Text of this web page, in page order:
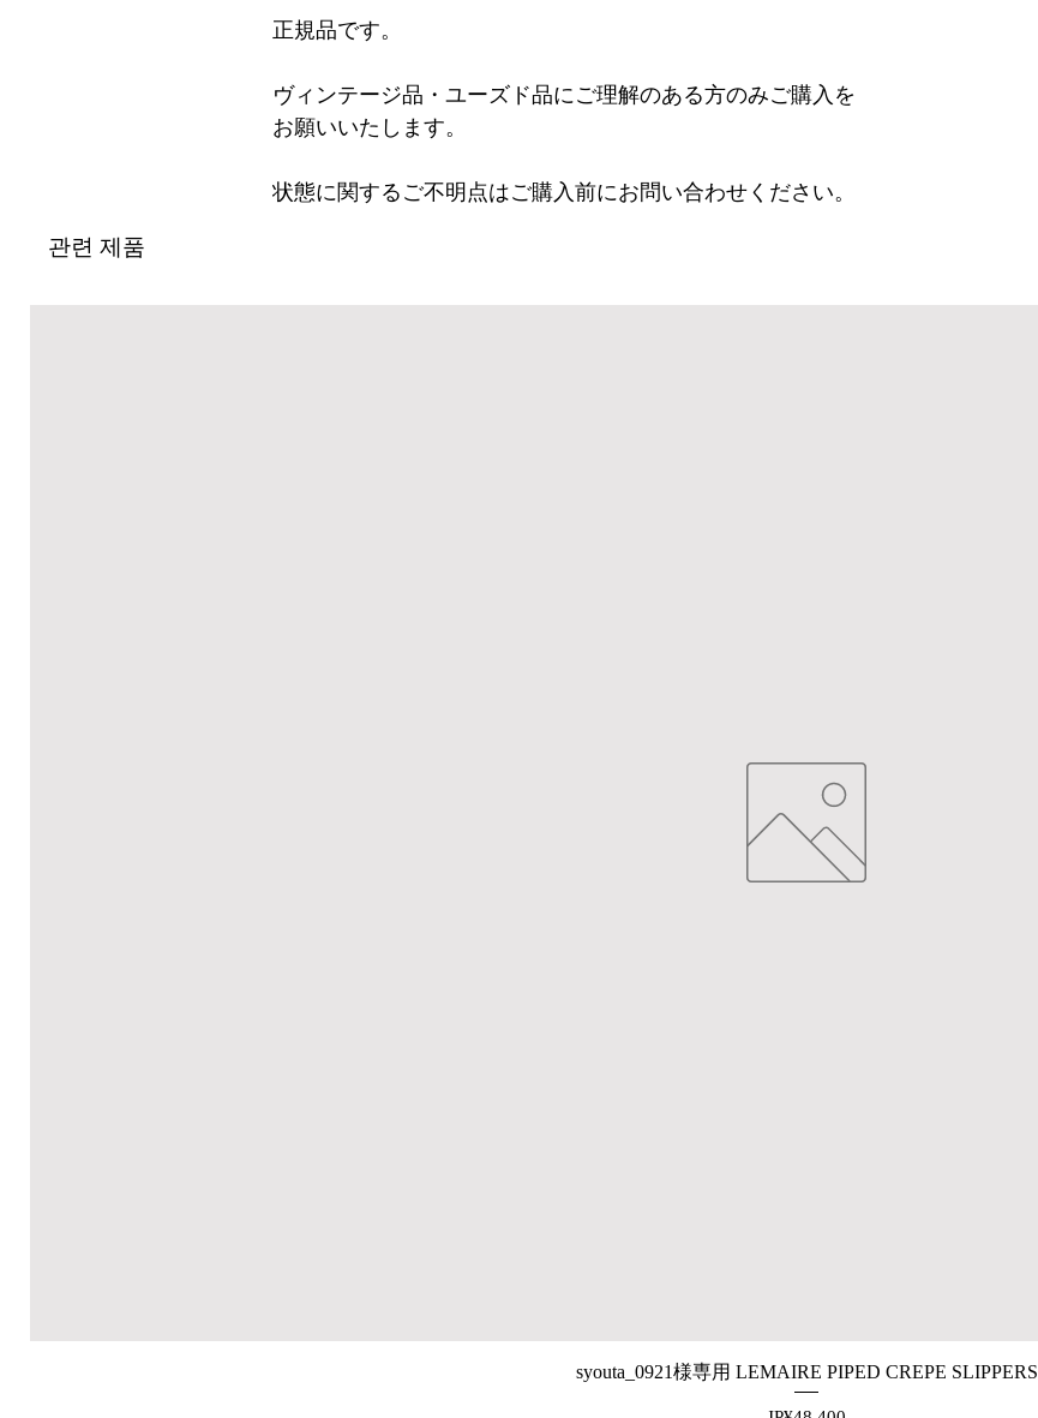
正規品です。
ヴィンテージ品・ユーズド品にご理解のある方のみご購入を
お願いいたします。
状態に関するご不明点はご購入前にお問い合わせください。
관련 제품
제품보기
syouta_0921様専用 LEMAIRE PIPED CREPE SLIPPERS